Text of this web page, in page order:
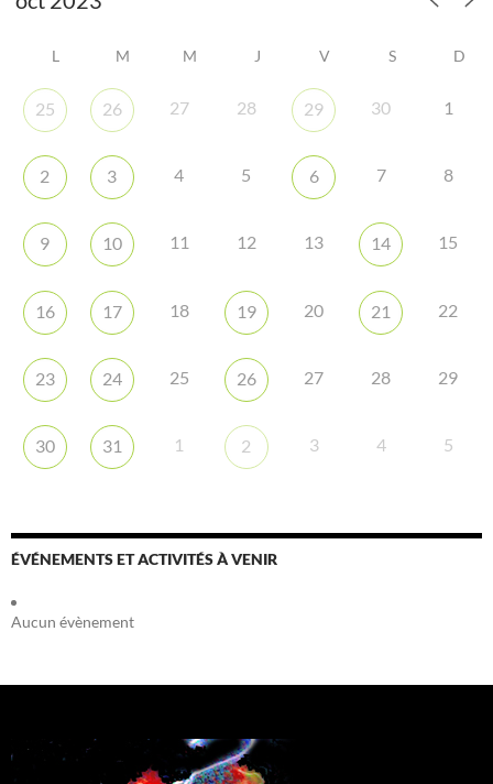
L M M J V S D
25 26 27 28 29 30 1
2 3 4 5 6 7 8
9 10 11 12 13 14 15
16 17 18 19 20 21 22
23 24 25 26 27 28 29
30 31 1 2 3 4 5
ÉVÉNEMENTS ET ACTIVITÉS À VENIR
Aucun évènement